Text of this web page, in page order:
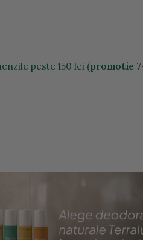
peste 150 lei (promotie